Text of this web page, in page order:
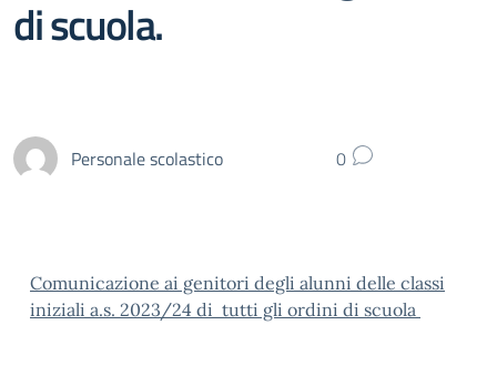
di scuola.
Personale scolastico 0
Comunicazione ai genitori degli alunni delle classi
iniziali a.s. 2023/24 di tutti gli ordini di scuola